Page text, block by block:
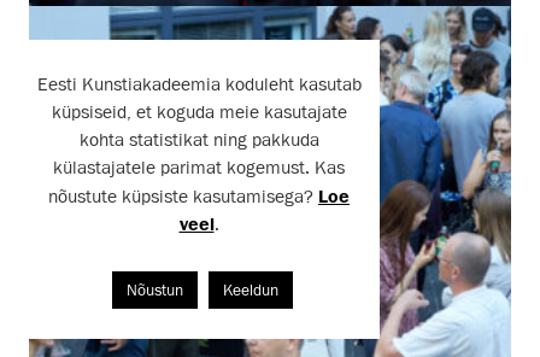
Eesti Kunstiakadeemia koduleht kasutab
küpsiseid, et koguda meie kasutajate
kohta statistikat ning pakkuda
külastajatele parimat kogemust. Kas
nõustute küpsiste kasutamisega? Loe
veel.
Nõustun Keeldun